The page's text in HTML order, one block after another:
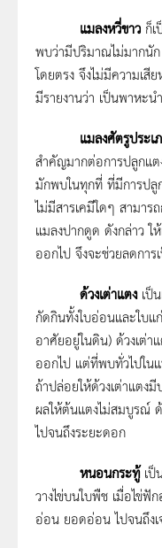
แมลงหวี่ขาว ก็
พบว่ามีปริมาณไม่มากนัก
โดยตรง จึงไม่มีความเ
มีรายงานว่า เป็นพาหะน
แมลงศัตรูประ
สำคัญมากต่อการปลูกแต
มักพบในทุกที่ ที่มีการปลู
ไม่มีสารเคมีใดๆ สามาร
แมลงปากดูด ดังกล่าว ใ
ออกไป จึงจะช่วยลดการ
ด้วงเต่าแตงเป็
กัดกินทั้งใบอ่อนและใบ
อาศัยอยู่ในดิน) ด้วงเต่
ออกไป แต่ที่พบทั่วไปใน
ถ้าปล่อยให้ด้วงเต่าแตง
ผลให้ต้นแตงไม่สมบูรณ์ ด้
ไปจนถึงระยะดอก
หนอนกระทู้เป็
วางไข่บนใบพืช เมื่อไข่
อ่อน ยอดอ่อน ไปจนถึงเ